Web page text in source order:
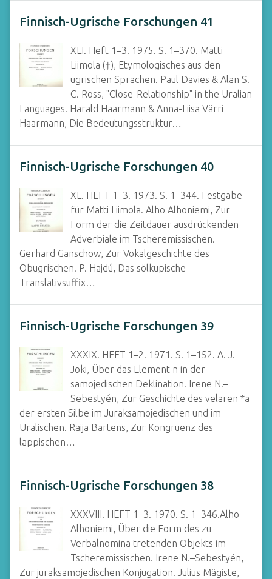
Finnisch-Ugrische Forschungen 41
XLI. Heft 1–3. 1975. S. 1–370. Matti
Liimola (†), Etymologisches aus den
ugrischen Sprachen. Paul Davies & Alan S.
C. Ross, "Close-Relationship" in the Uralian
Languages. Harald Haarmann & Anna-Liisa Värri
Haarmann, Die Bedeutungsstruktur…
Finnisch-Ugrische Forschungen 40
XL. HEFT 1–3. 1973. S. 1–344. Festgabe
für Matti Liimola. Alho Alhoniemi, Zur
Form der die Zeitdauer ausdrückenden
Adverbiale im Tscheremissischen.
Gerhard Ganschow, Zur Vokalgeschichte des
Obugrischen. P. Hajdú, Das sölkupische
Translativsuffix…
Finnisch-Ugrische Forschungen 39
XXXIX. HEFT 1–2. 1971. S. 1–152. A. J.
Joki, Über das Element n in der
samojedischen Deklination. Irene N.–
Sebestyén, Zur Geschichte des velaren *a
der ersten Silbe im Juraksamojedischen und im
Uralischen. Raija Bartens, Zur Kongruenz des
lappischen…
Finnisch-Ugrische Forschungen 38
XXXVIII. HEFT 1–3. 1970. S. 1–346.Alho
Alhoniemi, Über die Form des zu
Verbalnomina tretenden Objekts im
Tscheremissischen. Irene N.–Sebestyén,
Zur juraksamojedischen Konjugation. Julius Mägiste,